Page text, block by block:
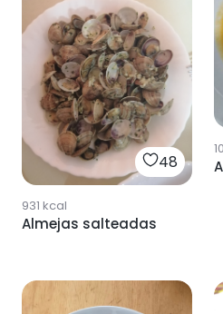
48
931 kcal
Almejas salteadas